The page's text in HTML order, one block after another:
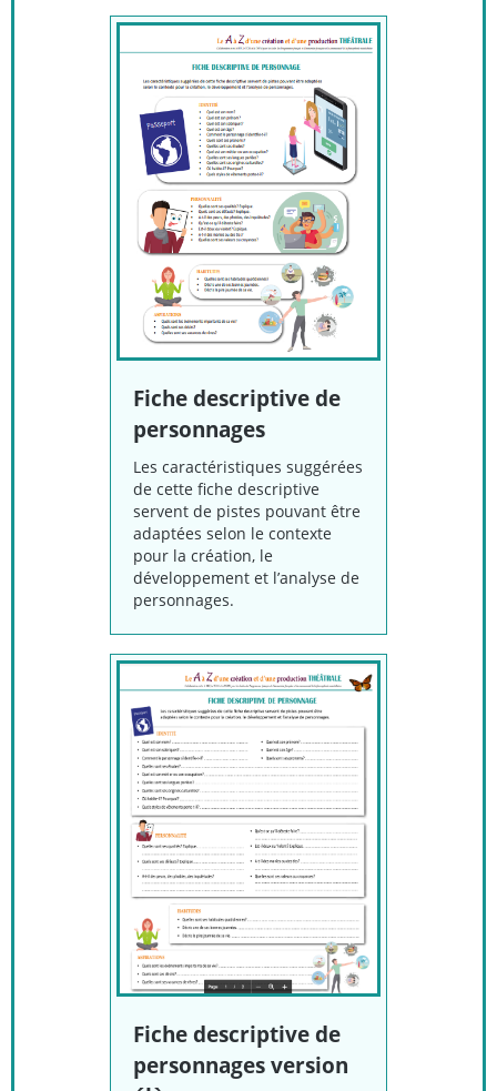
Fiche descriptive de
personnages
Les caractéristiques suggérées
de cette fiche descriptive
servent de pistes pouvant être
adaptées selon le contexte
pour la création, le
développement et l’analyse de
personnages.
Fiche descriptive de
personnages version